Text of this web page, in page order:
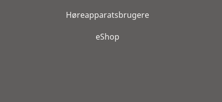
Høreapparatsbrugere
eShop